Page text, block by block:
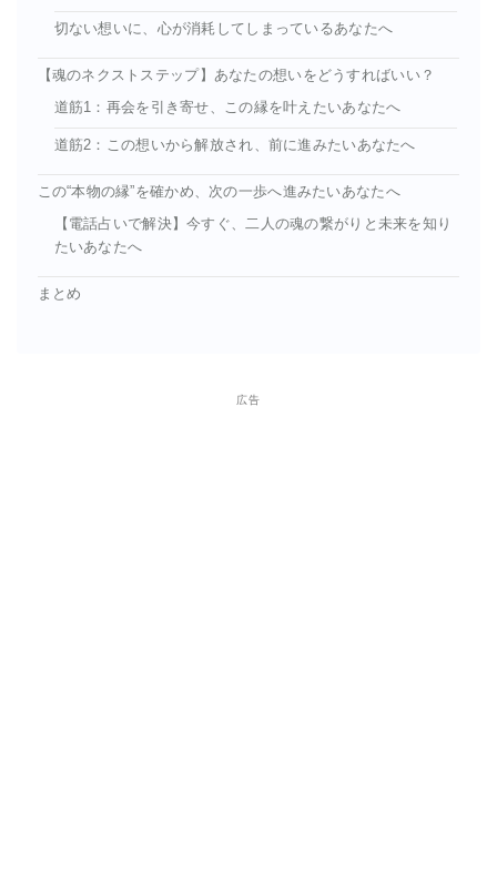
切ない想いに、心が消耗してしまっているあなたへ
【魂のネクストステップ】あなたの想いをどうすればいい？
道筋1：再会を引き寄せ、この縁を叶えたいあなたへ
道筋2：この想いから解放され、前に進みたいあなたへ
この“本物の縁”を確かめ、次の一歩へ進みたいあなたへ
【電話占いで解決】今すぐ、二人の魂の繋がりと未来を知り
たいあなたへ
まとめ
広告